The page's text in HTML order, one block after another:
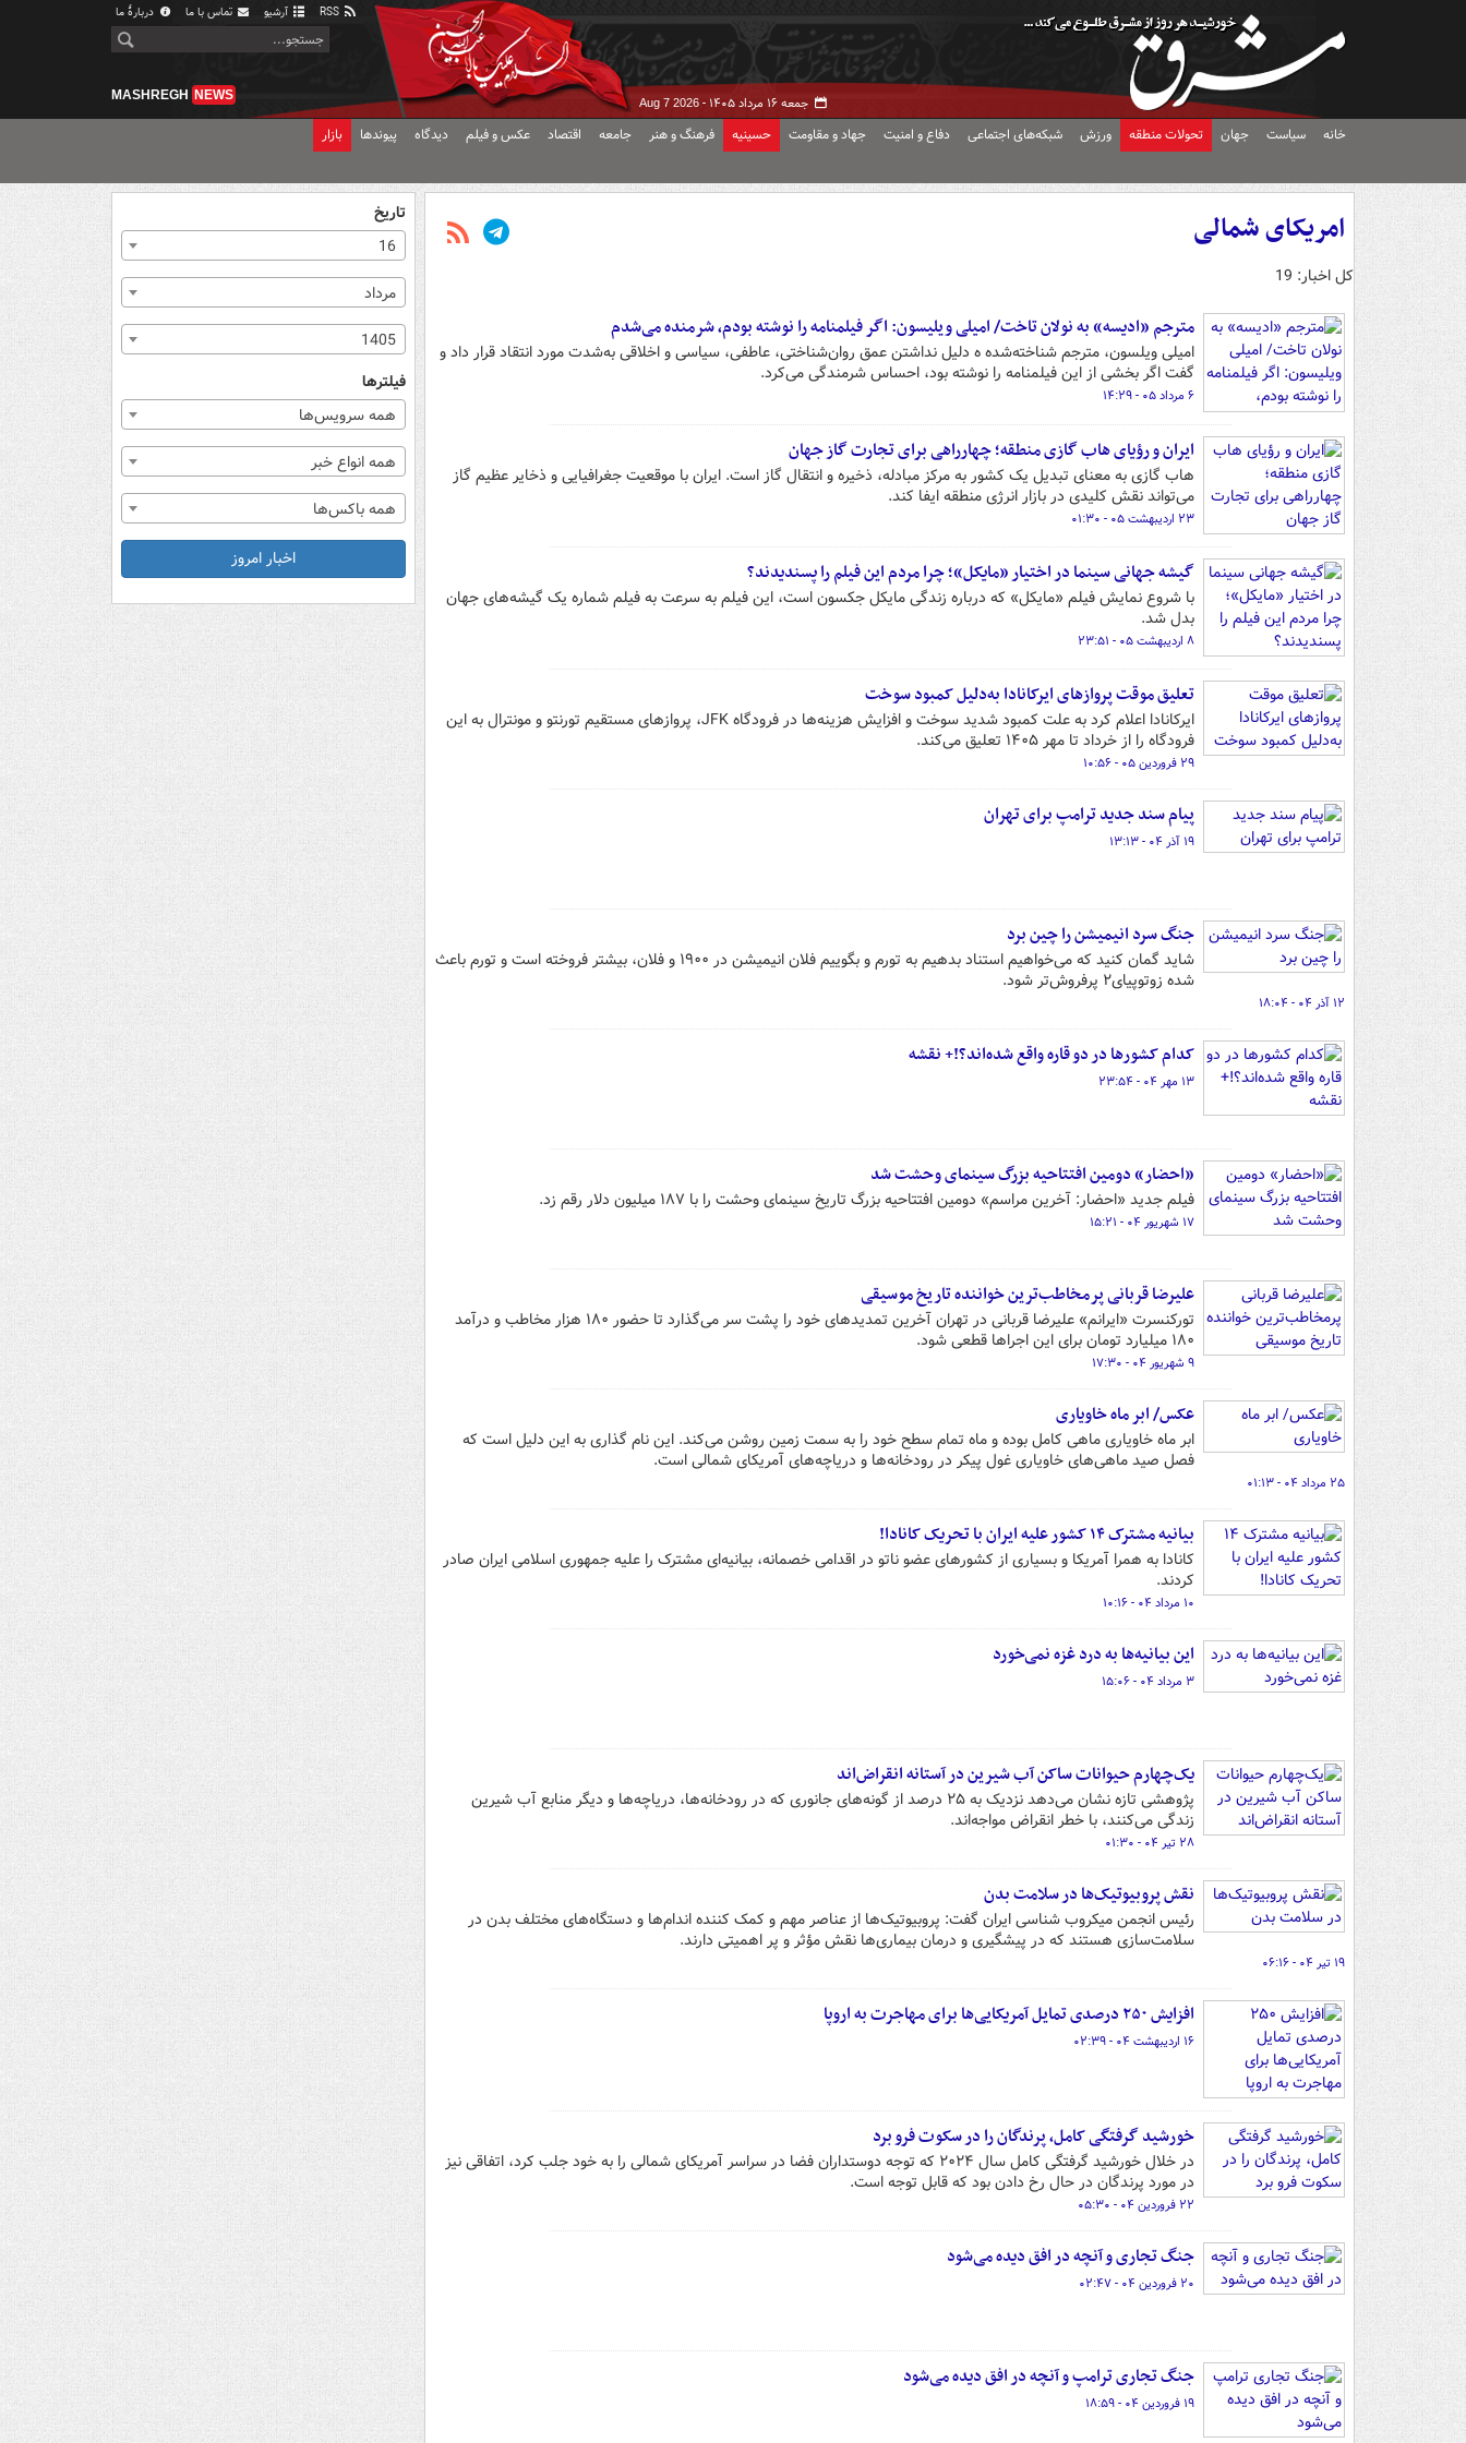
آرشیو تماس با ما دربارهٔ ما
جمعه ۱۶ مرداد ۱۴۰۵ - Aug 7 2026
MASHREGH NEWS
خانه سیاست جهان تحولات منطقه ورزش شبکه‌های اجتماعی دفاع و امنیت جهاد و مقاومت حسینیه فرهنگ و هنر جامعه اقتصاد عکس و فیلم دیدگاه پیوندها بازار
امریکای شمالی
کل اخبار: 19
مترجم «ادیسه» به نولان تاخت/ امیلی ویلیسون: اگر فیلمنامه را نوشته بودم، شرمنده می‌شدم
امیلی ویلسون، مترجم شناخته‌شده ه دلیل نداشتن عمق روان‌شناختی، عاطفی، سیاسی و اخلاقی به‌شدت مورد انتقاد قرار داد و
گفت اگر بخشی از این فیلمنامه را نوشته بود، احساس شرمندگی می‌کرد.
۶ مرداد ۰۵ - ۱۴:۲۹
ایران و رؤیای هاب گازی منطقه؛ چهارراهی برای تجارت گاز جهان
هاب گازی به معنای تبدیل یک کشور به مرکز مبادله، ذخیره و انتقال گاز است. ایران با موقعیت جغرافیایی و ذخایر عظیم گاز
می‌تواند نقش کلیدی در بازار انرژی منطقه ایفا کند.
۲۳ اردیبهشت ۰۵ - ۰۱:۳۰
گیشه جهانی سینما در اختیار «مایکل»؛ چرا مردم این فیلم را پسندیدند؟
با شروع نمایش فیلم «مایکل» که درباره زندگی مایکل جکسون است، این فیلم به سرعت به فیلم شماره یک گیشه‌های جهان
بدل شد.
۸ اردیبهشت ۰۵ - ۲۳:۵۱
تعلیق موقت پروازهای ایرکانادا به‌دلیل کمبود سوخت
ایرکانادا اعلام کرد به علت کمبود شدید سوخت و افزایش هزینه‌ها در فرودگاه JFK، پروازهای مستقیم تورنتو و مونترال به این
فرودگاه را از خرداد تا مهر ۱۴۰۵ تعلیق می‌کند.
۲۹ فروردین ۰۵ - ۱۰:۵۶
پیام سند جدید ترامپ برای تهران
۱۹ آذر ۰۴ - ۱۳:۱۳
جنگ سرد انیمیشن را چین برد
شاید گمان کنید که می‌خواهیم استناد بدهیم به تورم و بگوییم فلان انیمیشن در ۱۹۰۰ و فلان، بیشتر فروخته است و تورم باعث
شده زوتوپیای۲ پرفروش‌تر شود.
۱۲ آذر ۰۴ - ۱۸:۰۴
کدام کشورها در دو قاره واقع شده‌اند؟!+ نقشه
۱۳ مهر ۰۴ - ۲۳:۵۴
«احضار» دومین افتتاحیه بزرگ سینمای وحشت شد
فیلم جدید «احضار: آخرین مراسم» دومین افتتاحیه بزرگ تاریخ سینمای وحشت را با ۱۸۷ میلیون دلار رقم زد.
۱۷ شهریور ۰۴ - ۱۵:۲۱
علیرضا قربانی پرمخاطب‌ترین خواننده تاریخ موسیقی
تورکنسرت «ایرانم» علیرضا قربانی در تهران آخرین تمدیدهای خود را پشت سر می‌گذارد تا حضور ۱۸۰ هزار مخاطب و درآمد
۱۸۰ میلیارد تومان برای این اجراها قطعی شود.
۹ شهریور ۰۴ - ۱۷:۳۰
عکس/ ابر ماه خاویاری
ابر ماه خاویاری ماهی کامل بوده و ماه تمام سطح خود را به سمت زمین روشن می‌کند. این نام گذاری به این دلیل است که
فصل صید ماهی‌های خاویاری غول پیکر در رودخانه‌ها و دریاچه‌های آمریکای شمالی است.
۲۵ مرداد ۰۴ - ۰۱:۱۳
بیانیه مشترک ۱۴ کشور علیه ایران با تحریک کانادا!
کانادا به همرا آمریکا و بسیاری از کشورهای عضو ناتو در اقدامی خصمانه، بیانیه‌ای مشترک را علیه جمهوری اسلامی ایران صادر
کردند.
۱۰ مرداد ۰۴ - ۱۰:۱۶
این بیانیه‌ها به درد غزه نمی‌خورد
۳ مرداد ۰۴ - ۱۵:۰۶
یک‌چهارم حیوانات ساکن آب شیرین در آستانه انقراض‌اند
پژوهشی تازه نشان می‌دهد نزدیک به ۲۵ درصد از گونه‌های جانوری که در رودخانه‌ها، دریاچه‌ها و دیگر منابع آب شیرین
زندگی می‌کنند، با خطر انقراض مواجه‌اند.
۲۸ تیر ۰۴ - ۰۱:۳۰
نقش پروبیوتیک‌ها در سلامت‌ بدن
رئیس انجمن میکروب شناسی ایران گفت: پروبیوتیک‌ها از عناصر مهم و کمک کننده اندام‌ها و دستگاه‌های مختلف بدن در
سلامت‌سازی هستند که در پیشگیری و درمان بیماری‌ها نقش مؤثر و پر اهمیتی دارند.
۱۹ تیر ۰۴ - ۰۶:۱۶
افزایش ۲۵۰ درصدی تمایل آمریکایی‌ها برای مهاجرت به اروپا
۱۶ اردیبهشت ۰۴ - ۰۲:۳۹
خورشید گرفتگی کامل، پرندگان را در سکوت فرو برد
در خلال خورشید گرفتگی کامل سال ۲۰۲۴ که توجه دوستداران فضا در سراسر آمریکای شمالی را به خود جلب کرد، اتفاقی نیز
در مورد پرندگان در حال رخ دادن بود که قابل توجه است.
۲۲ فروردین ۰۴ - ۰۵:۳۰
جنگ تجاری و آنچه در افق دیده می‌شود
۲۰ فروردین ۰۴ - ۰۲:۴۷
جنگ تجاری ترامپ و آنچه در افق دیده می‌شود
۱۹ فروردین ۰۴ - ۱۸:۵۹
تاریخ
16
مرداد
1405
فیلترها
همه سرویس‌ها
همه انواع خبر
همه باکس‌ها
اخبار امروز